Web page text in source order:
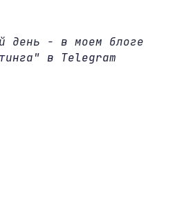
день - в моем блоге
в Telegram